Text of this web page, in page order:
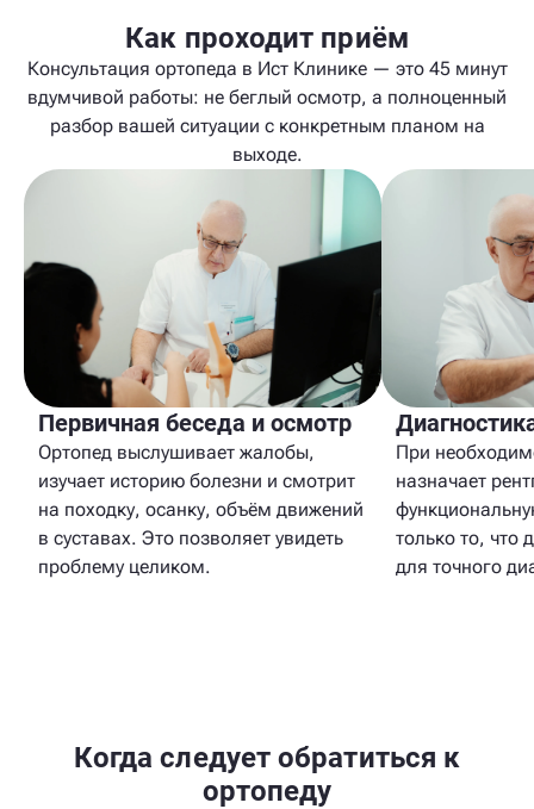
Как проходит приём
Консультация ортопеда в Ист Клинике — это 45 минут
вдумчивой работы: не беглый осмотр, а полноценный
разбор вашей ситуации с конкретным планом на
выходе.
Первичная беседа и осмотр
Ортопед выслушивает жалобы,
изучает историю болезни и смотрит
на походку, осанку, объём движений
в суставах. Это позволяет увидеть
проблему целиком.
При
назначает
только то, что
для точного
Когда следует обратиться к
ортопеду